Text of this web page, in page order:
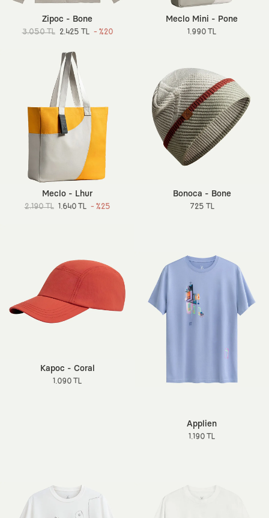
Zipoc - Bone
3.050 TL 2.425 TL - %20
Meclo Mini - Pone
1.990 TL
Meclo - Lhur
2.190 TL 1.640 TL - %25
Bonoca - Bone
725 TL
Kapoc - Coral
1.090 TL
Applien
1.190 TL